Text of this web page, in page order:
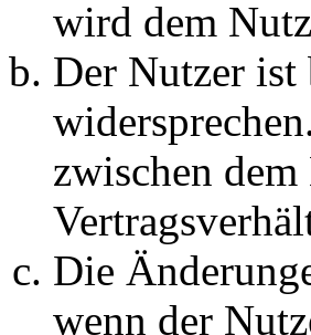
wird dem
Der Nutzer ist
zwischen
Die
wenn der